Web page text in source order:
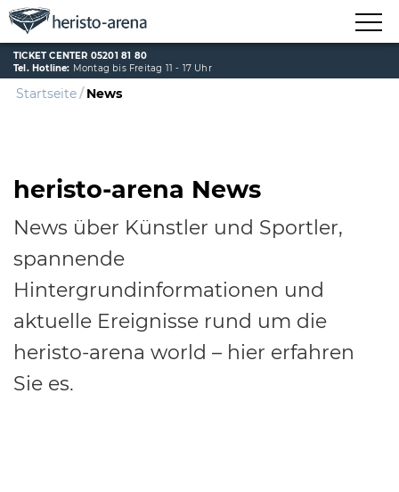
TICKET CENTER 05201 81 80
Tel. Hotline: Montag bis Freitag 11 - 17 Uhr
Startseite News
heristo-arena News
News über Künstler und Sportler,
spannende
Hintergrundinformationen und
aktuelle Ereignisse rund um die
heristo-arena world – hier erfahren
Sie es.